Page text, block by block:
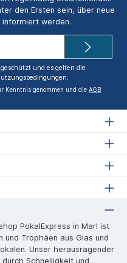
den Ersten sein, über neue
werden.
und es gelten die
.
Kenntnis genommen und dieAGB
PokalExpress in Marl ist
und Trophäen aus Glas und
Unser herausragender
Schnelligkeit und